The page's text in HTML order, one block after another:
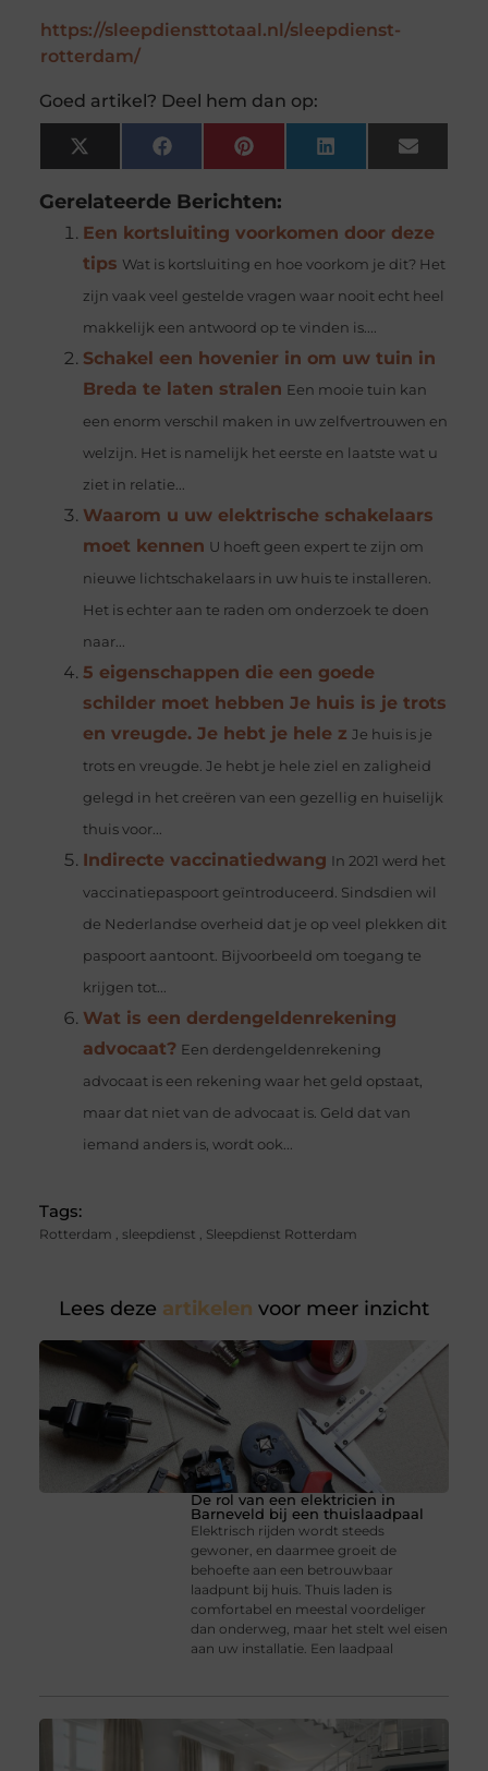
https://sleepdiensttotaal.nl/sleepdienst-
rotterdam/
Goed artikel? Deel hem dan op:
X
(Twitter)
FacebookPinterest LinkedIn Email
Gerelateerde Berichten:
Een kortsluiting voorkomen door deze
tips Wat is kortsluiting en hoe voorkom je dit? Het
zijn vaak veel gestelde vragen waar nooit echt heel
makkelijk een antwoord op te vinden is....
Schakel een hovenier in om uw tuin in
Breda te laten stralen Een mooie tuin kan
een enorm verschil maken in uw zelfvertrouwen en
welzijn. Het is namelijk het eerste en laatste wat u
ziet in relatie...
Waarom u uw elektrische schakelaars
moet kennen U hoeft geen expert te zijn om
nieuwe lichtschakelaars in uw huis te installeren.
Het is echter aan te raden om onderzoek te doen
naar...
5 eigenschappen die een goede
schilder moet hebben Je huis is je trots
en vreugde. Je hebt je hele z Je huis is je
trots en vreugde. Je hebt je hele ziel en zaligheid
gelegd in het creëren van een gezellig en huiselijk
thuis voor...
Indirecte vaccinatiedwang In 2021 werd het
vaccinatiepaspoort geïntroduceerd. Sindsdien wil
de Nederlandse overheid dat je op veel plekken dit
paspoort aantoont. Bijvoorbeeld om toegang te
krijgen tot...
Wat is een derdengeldenrekening
advocaat? Een derdengeldenrekening
advocaat is een rekening waar het geld opstaat,
maar dat niet van de advocaat is. Geld dat van
iemand anders is, wordt ook...
Tags:
Rotterdam , sleepdienst , Sleepdienst Rotterdam
Lees deze artikelen voor meer inzicht
De rol van een elektricien in
Barneveld bij een thuislaadpaal
Elektrisch rijden wordt steeds
gewoner, en daarmee groeit de
behoefte aan een betrouwbaar
laadpunt bij huis. Thuis laden is
comfortabel en meestal voordeliger
dan onderweg, maar het stelt wel eisen
aan uw installatie. Een laadpaal